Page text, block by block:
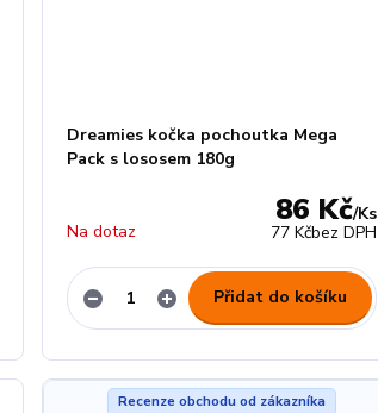
Dreamies kočka pochoutka Mega
Pack s lososem 180g
86 Kč/Ks
77 Kčbez DPH
Na dotaz
Přidat do košíku
Recenze obchodu od zákazníka